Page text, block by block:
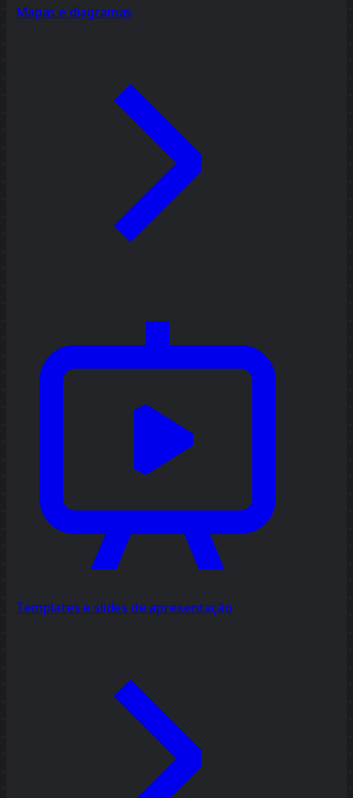
Mapas e diagramas
Templates e slides de apresentação